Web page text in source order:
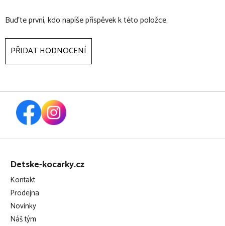
Buďte první, kdo napíše příspěvek k této položce.
PŘIDAT HODNOCENÍ
Z
Detske-kocarky.cz
Kontakt
Prodejna
Novinky
Náš tým